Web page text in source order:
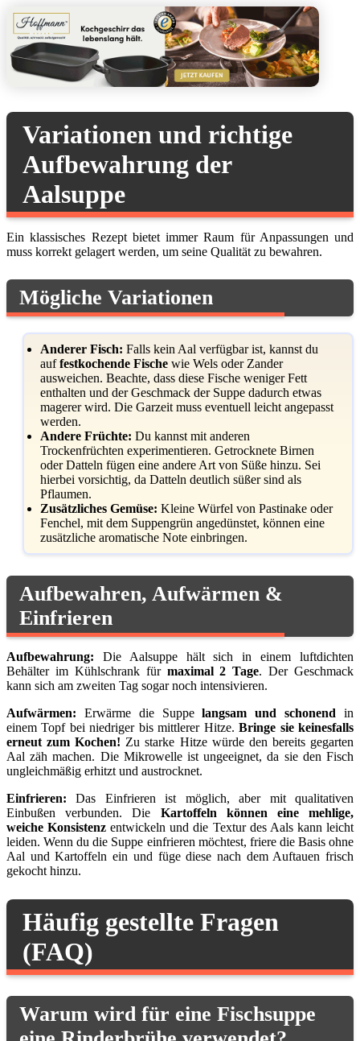
Variationen und richtige
Aufbewahrung der
Aalsuppe
Ein klassisches Rezept bietet immer Raum für Anpassungen und
muss korrekt gelagert werden, um seine Qualität zu bewahren.
Mögliche Variationen
Anderer Fisch: Falls kein Aal verfügbar ist, kannst du
auffestkochende Fische wie Wels oder Zander
ausweichen. Beachte, dass diese Fische weniger Fett
enthalten und der Geschmack der Suppe dadurch etwas
magerer wird. Die Garzeit muss eventuell leicht angepasst
werden.
Andere Früchte: Du kannst mit anderen
Trockenfrüchten experimentieren. Getrocknete Birnen
oder Datteln fügen eine andere Art von Süße hinzu. Sei
hierbei vorsichtig, da Datteln deutlich süßer sind als
Pflaumen.
Zusätzliches Gemüse: Kleine Würfel von Pastinake oder
Fenchel, mit dem Suppengrün angedünstet, können eine
zusätzliche aromatische Note einbringen.
Aufbewahren, Aufwärmen &
Einfrieren
Aufbewahrung: Die Aalsuppe hält sich in einem luftdichten
Behälter im Kühlschrank für maximal 2 Tage. Der Geschmack
kann sich am zweiten Tag sogar noch intensivieren.
Aufwärmen: Erwärme die Suppelangsam und schonend in
einem Topf bei niedriger bis mittlerer Hitze.Bringe sie keinesfalls
erneut zum Kochen! Zu starke Hitze würde den bereits gegarten
Aal zäh machen. Die Mikrowelle ist ungeeignet, da sie den Fisch
ungleichmäßig erhitzt und austrocknet.
Einfrieren: Das Einfrieren ist möglich, aber mit qualitativen
Einbußen verbunden. Die Kartoffeln können eine mehlige,
weiche Konsistenz entwickeln und die Textur des Aals kann leicht
leiden. Wenn du die Suppe einfrieren möchtest, friere die Basis ohne
Aal und Kartoffeln ein und füge diese nach dem Auftauen frisch
gekocht hinzu.
Häufig gestellte Fragen
(FAQ)
Warum wird für eine Fischsuppe